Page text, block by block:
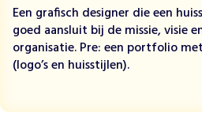
n
d
e
s
e
Een grafisch designer die een
goed aansluit bij de missie, visie
organisatie. Pre: een portfolio
(logo’s en huisstijlen).